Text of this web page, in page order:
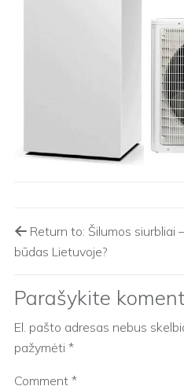
Return to: Šilumos siurbliai
būdas Lietuvoje?
Parašykite
El. pašto adresas nebus
pažymėti *
Comment *